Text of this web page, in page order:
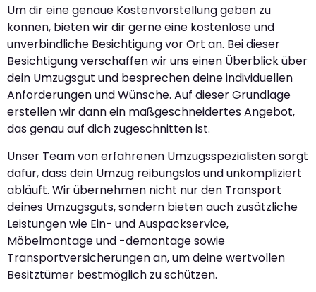
Um dir eine genaue Kostenvorstellung geben zu
können, bieten wir dir gerne eine kostenlose und
unverbindliche Besichtigung vor Ort an. Bei dieser
Besichtigung verschaffen wir uns einen Überblick über
dein Umzugsgut und besprechen deine individuellen
Anforderungen und Wünsche. Auf dieser Grundlage
erstellen wir dann ein maßgeschneidertes Angebot,
das genau auf dich zugeschnitten ist.
Unser Team von erfahrenen Umzugsspezialisten sorgt
dafür, dass dein Umzug reibungslos und unkompliziert
abläuft. Wir übernehmen nicht nur den Transport
deines Umzugsguts, sondern bieten auch zusätzliche
Leistungen wie Ein- und Auspackservice,
Möbelmontage und -demontage sowie
Transportversicherungen an, um deine wertvollen
Besitztümer bestmöglich zu schützen.